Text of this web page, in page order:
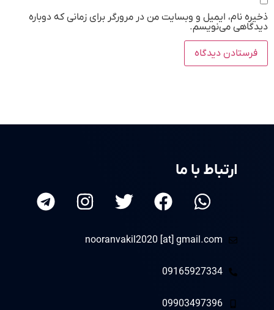
ذخیره نام، ایمیل و وبسایت من در مرورگر برای زمانی که دوباره
دیدگاهی می‌نویسم.
ارتباط با ما
nooranvakil2020 [at] gmail.com
09165927334
09903497396